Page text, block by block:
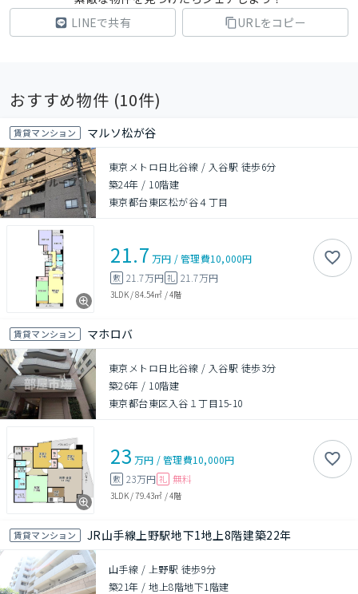
LINEで共有
URLをコピー
おすすめ物件 (10件)
賃貸マンション マルソ松が谷
東京メトロ日比谷線 / 入谷駅 徒歩6分
築24年 / 10階建
東京都台東区松が谷４丁目
21.7 万円 /管理費10,000円
敷 21.7万円 礼 21.7万円
3LDK/84.54㎡ /4階
賃貸マンション マホロバ
東京メトロ日比谷線 / 入谷駅 徒歩3分
築26年 / 10階建
東京都台東区入谷１丁目15-10
23 万円 /管理費10,000円
敷 23万円 礼 無料
3LDK/79.43㎡ /4階
賃貸マンション JR山手線上野駅地下1地上8階建築22年
山手線 / 上野駅 徒歩9分
築21年 /地上8階地下1階建